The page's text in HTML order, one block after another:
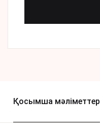
Қосымша мәліметтер